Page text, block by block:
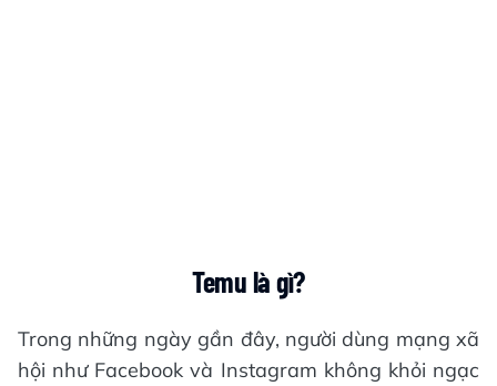
Temu là gì?
Trong những ngày gần đây, người dùng mạng xã
hội như Facebook và Instagram không khỏi ngạc